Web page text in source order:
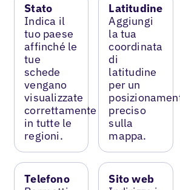
Stato
Indica il
tuo paese
affinché le
tue
schede
vengano
visualizzate
correttamente
in tutte le
regioni.
Latitudine
Aggiungi
la tua
coordinata
di
latitudine
per un
preciso
sulla
mappa.
Telefono
Sito web